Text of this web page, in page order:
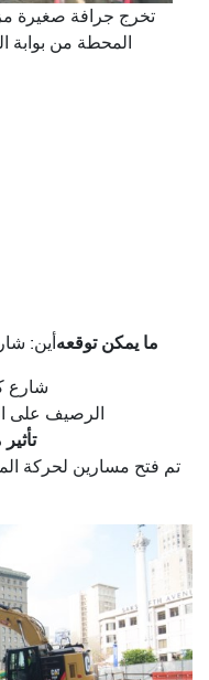
تخرج جرافة صغيرة
المحطة من
أين: شارع 4 بين شارع هوارد ما يمكن توقعه
شارع
الرصيف على
تم فتح مسارين لحركة